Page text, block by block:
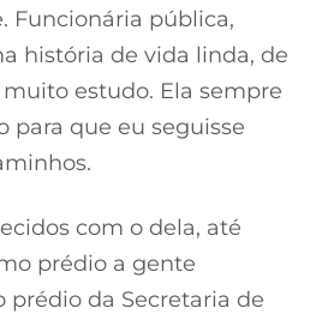
Funcionária pública,
história de vida linda, de
estudo. Ela sempre
para que eu seguisse
com o dela, até
prédio a gente
prédio da Secretaria de